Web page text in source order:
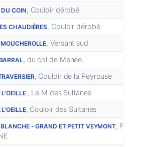
COIN , Couloir dérobé
CHAUDIÈRES, Couloir dérobé
, Versant sud
, du col de Menée
, Couloir de la Peyrouse
L'OEILLE , Le M des Sultanes
, Couloir des Sultanes
BLANCHE - GRAND ET PETIT VEYMONT, Face